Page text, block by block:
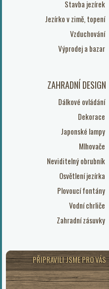
Stavba jezírek
Jezírko v zimě, topení
Vzduchování
Výprodej a bazar
ZAHRADNÍ DESIGN
Dálkové ovládání
Dekorace
Japonské lampy
Mlhovače
Neviditelný obrubník
Osvětlení jezírka
Plovoucí fontány
Vodní chrliče
Zahradní zásuvky
PŘIPRAVILI JSME PRO VÁS